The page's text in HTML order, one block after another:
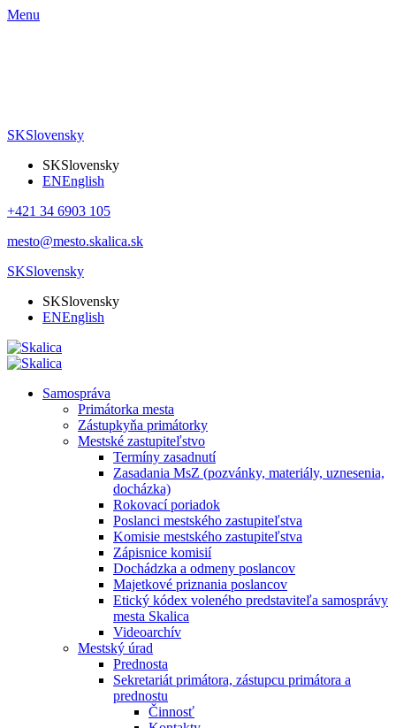
Menu
SKSlovensky
SKSlovensky
ENEnglish
+421 34 6903 105
mesto@mesto.skalica.sk
SKSlovensky
SKSlovensky
ENEnglish
Samospráva
Primátorka mesta
Zástupkyňa primátorky
Mestské zastupiteľstvo
Termíny zasadnutí
Zasadania MsZ (pozvánky, materiály, uznesenia,
docházka)
Rokovací poriadok
Poslanci mestského zastupiteľstva
Komisie mestského zastupiteľstva
Zápisnice komisií
Dochádzka a odmeny poslancov
Majetkové priznania poslancov
Etický kódex voleného predstaviteľa samosprávy
mesta Skalica
Videoarchív
Mestský úrad
Prednosta
Sekretariát primátora, zástupcu primátora a
prednostu
Činnosť